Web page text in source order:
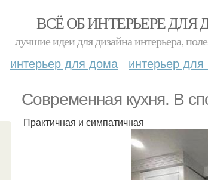
ВСЁ ОБ ИНТЕРЬЕРЕ
лучшие идеи для дизайна интерьера,
интерьер для дома интерьер для
Современная кухня. В
Практичная и симпатичная